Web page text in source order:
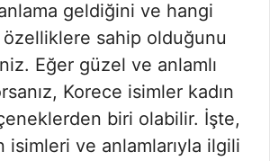
geldiğini ve hangi
sahip olduğunu
Eğer güzel ve anlamlı
Korece isimler kadın
biri olabilir. İşte,
isimleri ve anlamlarıyla ilgili